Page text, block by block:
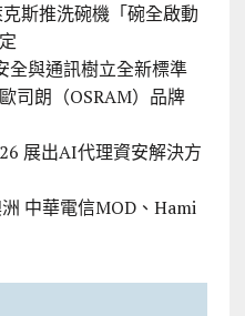
斯推洗碗機「碗全啟動
全與通訊樹立全新標準
司朗（OSRAM）品牌
展出AI代理資安解決方
中華電信MOD、Hami